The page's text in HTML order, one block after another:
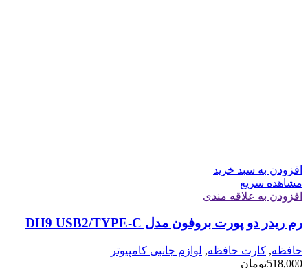
افزودن به سبد خرید
مشاهده سریع
افزودن به علاقه مندی
رم ریدر دو پورت بروفون مدل DH9 USB2/TYPE-C
حافظه, کارت حافظه, لوازم جانبی کامپیوتر
518,000تومان